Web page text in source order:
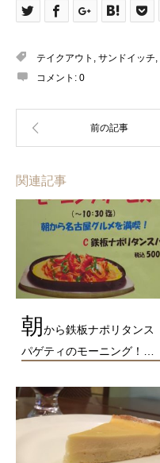
テイクアウト , サンドイッチ,
コメント: 0
関連記事
朝から鉄板ナポリタンス
パゲティのモーニング！…